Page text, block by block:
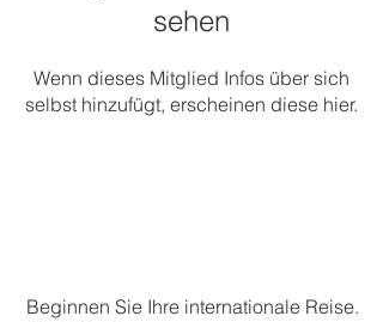
sehen
Wenn dieses Mitglied Infos über sich
selbst hinzufügt, erscheinen diese hier.
Beginnen Sie Ihre internationale Reise.